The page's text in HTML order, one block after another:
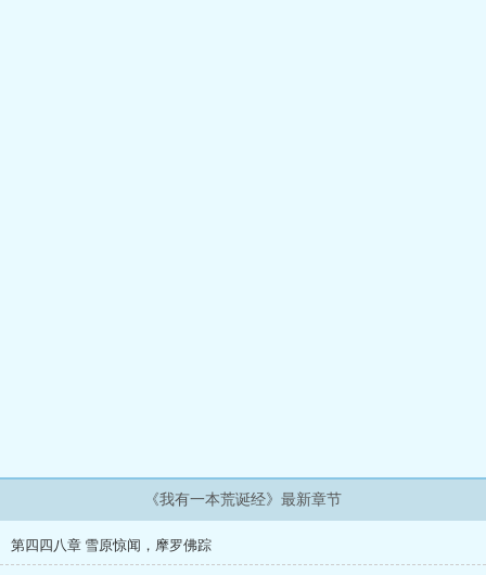
《我有一本荒诞经》最新章节
第四四八章 雪原惊闻，摩罗佛踪